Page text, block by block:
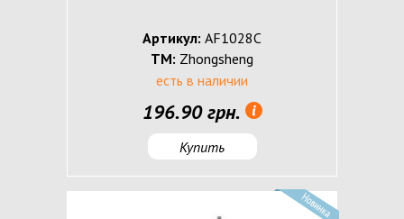
Артикул: AF1028C
ТМ: Zhongsheng
есть в наличии
196.90 грн.
Купить